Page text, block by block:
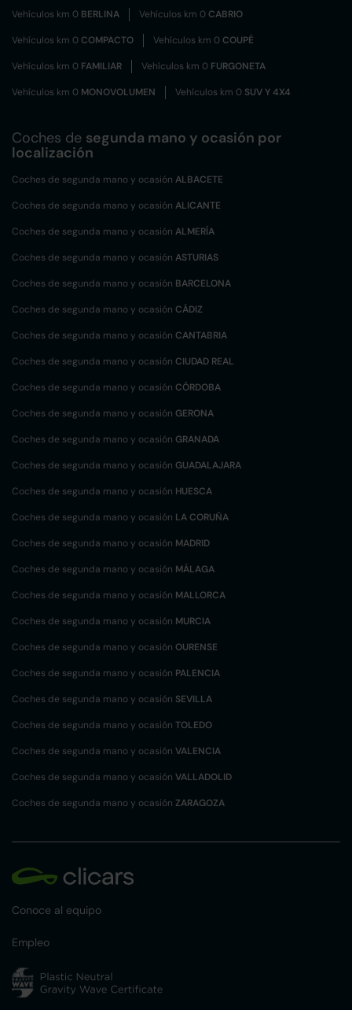
Vehículos km 0 BERLINA Vehículos km 0CABRIO
Vehículos km 0COMPACTO Vehículos km 0COUPÉ
Vehículos km 0 FAMILIAR Vehículos km 0 FURGONETA
Vehículos km 0 MONOVOLUMEN Vehículos km 0 SUV Y 4X4
Coches de segunda mano y ocasión por
localización
Coches de segunda mano y ocasión ALBACETE
Coches de segunda mano y ocasión ALICANTE
Coches de segunda mano y ocasión ALMERÍA
Coches de segunda mano y ocasión ASTURIAS
Coches de segunda mano y ocasión BARCELONA
Coches de segunda mano y ocasión CÁDIZ
Coches de segunda mano y ocasión CANTABRIA
Coches de segunda mano y ocasión CIUDAD REAL
Coches de segunda mano y ocasión CÓRDOBA
Coches de segunda mano y ocasión GERONA
Coches de segunda mano y ocasión GRANADA
Coches de segunda mano y ocasión GUADALAJARA
Coches de segunda mano y ocasión HUESCA
Coches de segunda mano y ocasión LA CORUÑA
Coches de segunda mano y ocasión MADRID
Coches de segunda mano y ocasión MÁLAGA
Coches de segunda mano y ocasión MALLORCA
Coches de segunda mano y ocasión MURCIA
Coches de segunda mano y ocasión OURENSE
Coches de segunda mano y ocasión PALENCIA
Coches de segunda mano y ocasión SEVILLA
Coches de segunda mano y ocasión TOLEDO
Coches de segunda mano y ocasión VALENCIA
Coches de segunda mano y ocasión VALLADOLID
Coches de segunda mano y ocasión ZARAGOZA
Conoce al equipo
Empleo